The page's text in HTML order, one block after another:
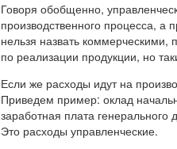
Говоря обобщенно,
производственного процесса, а
нельзя назвать коммерческими,
по реализации продукции, но
Если же расходы идут на
Приведем пример: оклад
заработная плата
Это расходы управленческие.